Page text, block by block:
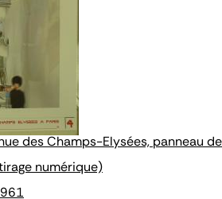
des Champs-Elysées, panneau de
numérique)